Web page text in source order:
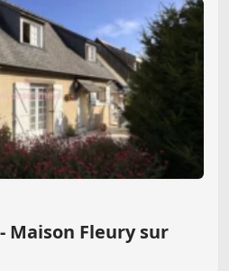
Maison Fleury sur